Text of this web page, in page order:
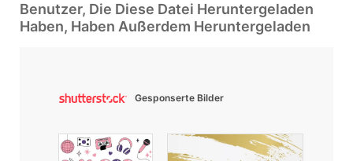
Benutzer, Die Diese Datei Heruntergeladen
Haben, Haben Außerdem Heruntergeladen
Gesponserte Bilder